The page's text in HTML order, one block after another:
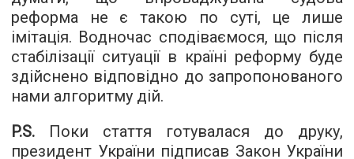
реформа не є такою по суті, це лише
імітація. Водночас сподіваємося, що після
стабілізації ситуації в країні реформу буде
здійснено відповідно до запропонованого
нами алгоритму дій.
P.S. Поки стаття готувалася до друку,
президент України підписав Закон України